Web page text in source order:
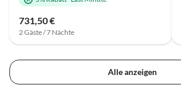
731,50 €
2 Gäste / 7 Nächte
Alle anzeigen